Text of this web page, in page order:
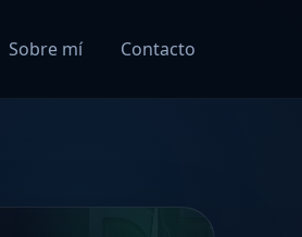
Sobre mí Contacto